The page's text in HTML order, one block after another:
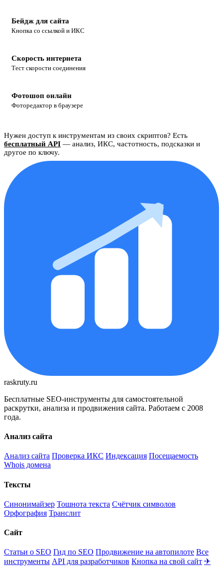
Бейдж для сайта
Кнопка со ссылкой и ИКС
Скорость интернета
Тест скорости соединения
Фотошоп онлайн
Фоторедактор в браузере
Нужен доступ к инструментам из своих скриптов? Есть
бесплатный API — анализ, ИКС, частотность, подсказки и
другое по ключу.
raskruty.ru
Бесплатные SEO-инструменты для самостоятельной
раскрутки, анализа и продвижения сайта. Работаем с 2008
года.
Анализ сайта
Анализ сайта Проверка ИКС Индексация Посещаемость
Whois домена
Тексты
Синонимайзер Тошнота текста Счётчик символов
Орфография Транслит
Сайт
Статьи о SEO Гид по SEO Продвижение на автопилоте Все
инструменты API для разработчиков Кнопка на свой сайт ✈